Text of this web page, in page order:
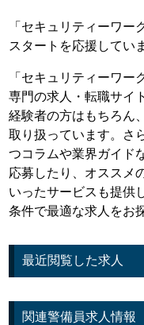
「セキュリティーワ
スタートを応援してい
「セキュリティーワー
専門の求人・転職サイ
経験者の方はもちろん
取り扱っています。さ
つコラムや業界ガイド
応募したり、オススメ
いったサービスも提供
条件で最適な求人をお
最近閲覧した求人
関連警備員求人情報